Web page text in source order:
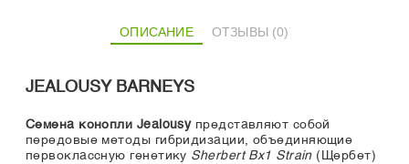
ОПИСАНИЕ ОТЗЫВЫ (0)
JEALOUSY BARNEYS
Семена конопли Jealousyпредставляют собой
передовые методы гибридизации, объединяющие
первоклассную генетику Sherbert Bx1 Strain(Щербет)